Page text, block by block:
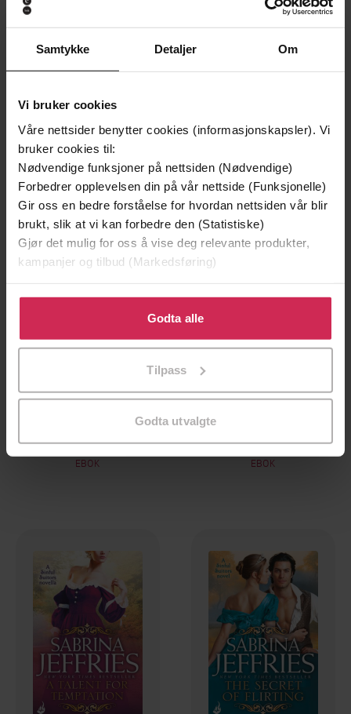
Samtykke Detaljer Om
Vi bruker cookies
Våre nettsider benytter cookies (informasjonskapsler). Vi
bruker cookies til:
Nødvendige funksjoner på nettsiden (Nødvendige)
Forbedrer opplevelsen din på vår nettside (Funksjonelle)
Gir oss en bedre forståelse for hvordan nettsiden vår blir
brukt, slik at vi kan forbedre den (Statistiske)
Gjør det mulig for oss å vise deg relevante produkter,
kampanjer og tilbud (Markedsføring)
Klikk på «Godta alle» for å gi oss ditt samtykke til å
bruke cookies for alle disse formålene. Du kan også
tilpasse ditt samtykke til spesifikke formål ved å klikke
Godta alle
Tilpass
Godta utvalgte
106,-
EBOK
130,-
Sabrina Jeffries
EBOK
69,-
Sabrina Jeffries
EBOK